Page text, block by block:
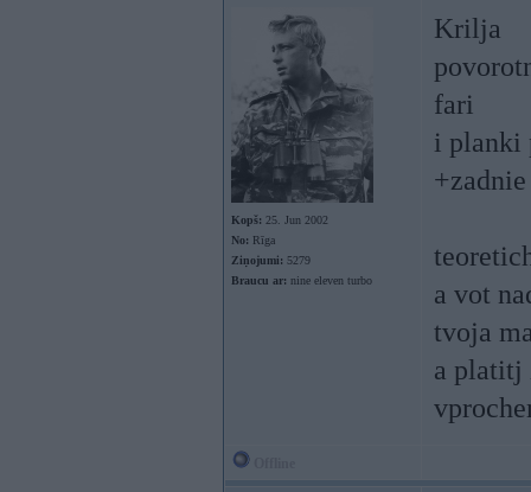
Kopš: 25. Jun 2002
No: Rīga
Ziņojumi: 5279
Braucu ar: nine eleven turbo
Krilja
fari
i planki
a vot
tvoja
a platitj